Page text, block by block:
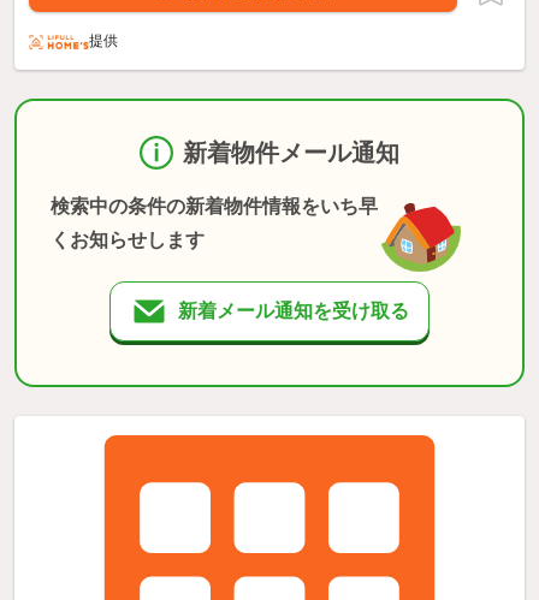
提供
新着物件メール通知
検索中の条件の新着物件情報をいち早
くお知らせします
新着メール通知を受け取る